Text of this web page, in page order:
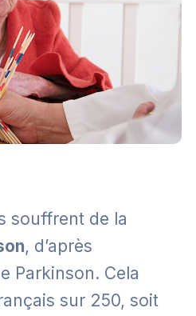
souffrent de la
, d’après
Parkinson. Cela
sur 250, soit